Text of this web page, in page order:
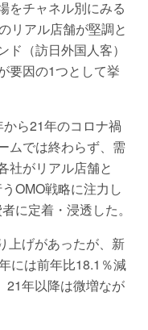
をチャネル別にみる
リアル店舗が堅調と
（訪日外国人客）
要因の1つとして挙
ら21年のコロナ禍
ムでは終わらず、需
社がリアル店舗と
OMO戦略に注力し
に定着・浸透した。
上げがあったが、新
には前年比18.1％減
21年以降は微増なが